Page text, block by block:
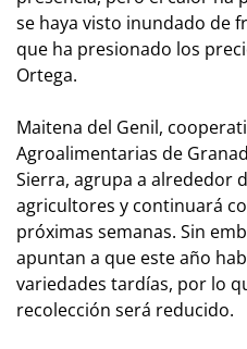
se haya visto inundado de
que ha presionado los
Ortega.
Maitena del Genil,
Agroalimentarias de
Sierra, agrupa a alrededor
agricultores y continuará
próximas semanas. Sin
apuntan a que este año
variedades tardías, por lo
recolección será reducido.